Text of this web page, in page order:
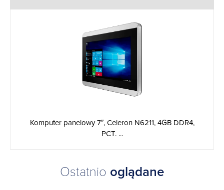
Komputer panelowy 7″, Celeron N6211, 4GB DDR4,
PCT. ...
Ostatnio oglądane